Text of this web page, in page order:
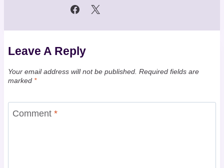
Leave A Reply
Your email address will not be published. Required fields are
marked *
Comment *